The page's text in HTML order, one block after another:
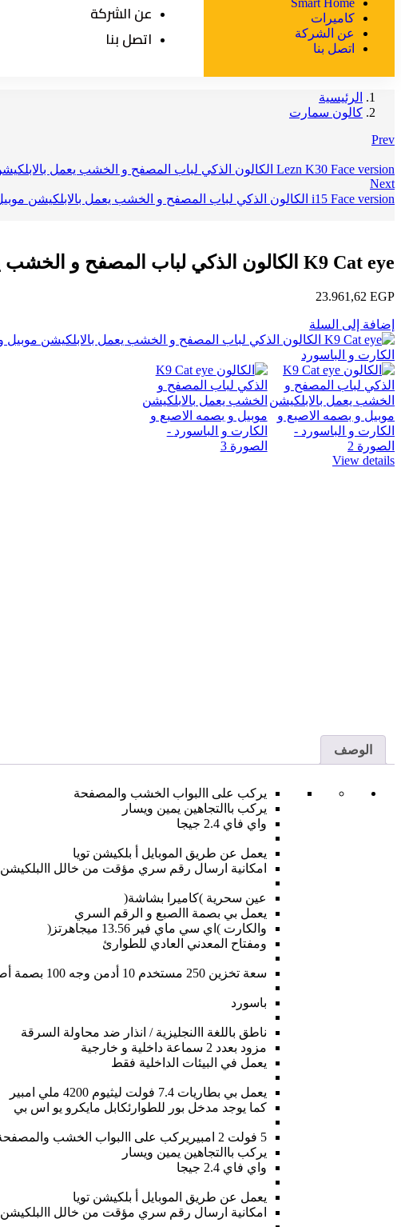
كاميرات
عن الشركة
اتصل بنا
عن الشركة
اتصل بنا
الرئيسية
كالون سمارت
Prev
Lezn K30 Face version الكالون الذكي لباب المصفح و الخشب يعمل بالابلكيشن موبيل و بصمه الاصبع و الكارت و الباسورد
Next
i15 Face version الكالون الذكي لباب المصفح و الخشب يعمل بالابلكيشن موبيل و بصمه الاصبع و الكارت و الباسورد
K9 Cat eye الكالون الذكي لباب المصفح و الخشب يعمل بالابلكيشن موبيل و بصمه الاصبع و الكارت و الباسورد
23.961,62 EGP
إضافة إلى السلة
View details
الوصف
يركب على االبواب الخشب والمصفحة
يركب باالتجاهين يمين ويسار
واي فاي 2.4 جيجا
يعمل عن طريق الموبايل أ بلكيشن تويا
امكانية ارسال رقم سري مؤقت من خالل االبلكيشن
عين سحرية )كاميرا بشاشة(
يعمل بي بصمة االصبع و الرقم السري
والكارت )اي سي ماي فير 13.56 ميجاهرتز(
ومفتاح المعدني العادي للطوارئ
سعة تخزين 250 مستخدم 10 أدمن وجه 100 بصمة أصبع 100 كارت 40
باسورد
ناطق باللغة االنجليزية / انذار ضد محاولة السرقة
مزود بعدد 2 سماعة داخلية و خارجية
يعمل في البيئات الداخلية فقط
يعمل بي بطاريات 7.4 فولت ليثيوم 4200 ملي امبير
كما يوجد مدخل بور للطوارئكابل مايكرو يو اس بي
5 فولت 2 امبيريركب على االبواب الخشب والمصفحة
يركب باالتجاهين يمين ويسار
واي فاي 2.4 جيجا
يعمل عن طريق الموبايل أ بلكيشن تويا
امكانية ارسال رقم سري مؤقت من خالل االبلكيشن